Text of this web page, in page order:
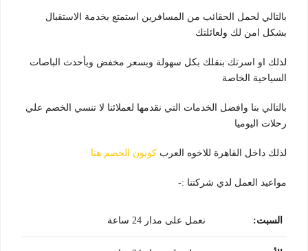
بالتالي لحمل الحقائب من المسافرين استمتع بخدمة الاستقبال
بشكل امن لك ولعائلتك
لذلك او اسرتك بنقلك بكل سهولة وبسعر مخفض وبأحدث الباصات
السياحية الخاصة
بالتالي بنا وافضل الخدمات التي نقدمها لعملائنا لا تنسي الخصم علي
رحلات اليوميا
لذلك داخل القاهرة للاخوه العرب كوبون الخصم هنا
مواعيد العمل لدي شركتنا :-
السبت: نعمل على مدار 24 ساعة